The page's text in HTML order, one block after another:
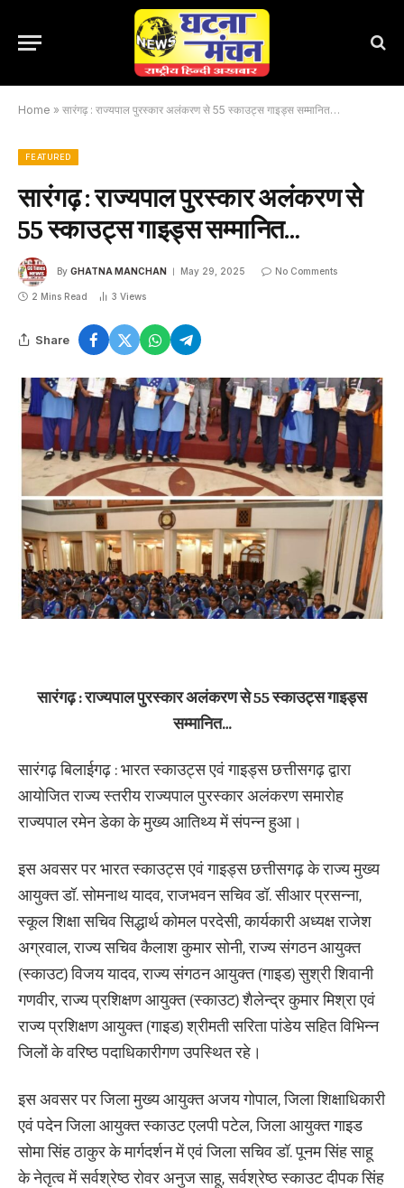
Home » सारंगढ़ : राज्यपाल पुरस्कार अलंकरण से 55 स्काउट्स गाइड्स सम्मानित…
FEATURED
सारंगढ़ : राज्यपाल पुरस्कार अलंकरण से
55 स्काउट्स गाइड्स सम्मानित…
By GHATNA MANCHAN May 29, 2025 No Comments
2 Mins Read 3 Views
Share
सारंगढ़ : राज्यपाल पुरस्कार अलंकरण से 55 स्काउट्स गाइड्स
सम्मानित…
सारंगढ़ बिलाईगढ़ : भारत स्काउट्स एवं गाइड्स छत्तीसगढ़ द्वारा
आयोजित राज्य स्तरीय राज्यपाल पुरस्कार अलंकरण समारोह
राज्यपाल रमेन डेका के मुख्य आतिथ्य में संपन्न हुआ।
इस अवसर पर भारत स्काउट्स एवं गाइड्स छत्तीसगढ़ के राज्य मुख्य
आयुक्त डॉ. सोमनाथ यादव, राजभवन सचिव डॉ. सीआर प्रसन्ना,
स्कूल शिक्षा सचिव सिद्धार्थ कोमल परदेसी, कार्यकारी अध्यक्ष राजेश
अग्रवाल, राज्य सचिव कैलाश कुमार सोनी, राज्य संगठन आयुक्त
(स्काउट) विजय यादव, राज्य संगठन आयुक्त (गाइड) सुश्री शिवानी
गणवीर, राज्य प्रशिक्षण आयुक्त (स्काउट) शैलेन्द्र कुमार मिश्रा एवं
राज्य प्रशिक्षण आयुक्त (गाइड) श्रीमती सरिता पांडेय सहित विभिन्न
जिलों के वरिष्ठ पदाधिकारीगण उपस्थित रहे।
इस अवसर पर जिला मुख्य आयुक्त अजय गोपाल, जिला शिक्षाधिकारी
एवं पदेन जिला आयुक्त स्काउट एलपी पटेल, जिला आयुक्त गाइड
सोमा सिंह ठाकुर के मार्गदर्शन में एवं जिला सचिव डॉ. पूनम सिंह साहू
के नेतृत्व में सर्वश्रेष्ठ रोवर अनुज साहू, सर्वश्रेष्ठ स्काउट दीपक सिंह